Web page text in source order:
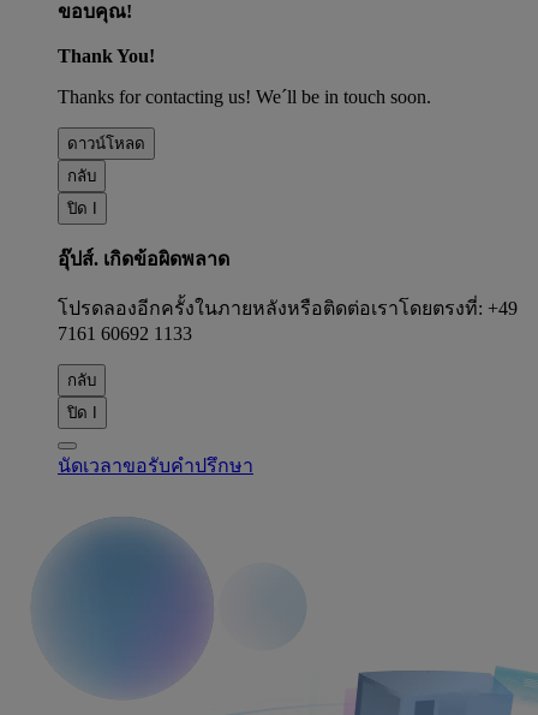
ขอบคุณ!
Thank You!
Thanks for contacting us! We´ll be in touch soon.
ดาวน์โหลด
กลับ
ปิด I
อุ๊ปส์. เกิดข้อผิดพลาด
โปรดลองอีกครั้งในภายหลังหรือติดต่อเราโดยตรงที่: +49
7161 60692 1133
กลับ
ปิด I
นัดเวลาขอรับคำปรึกษา